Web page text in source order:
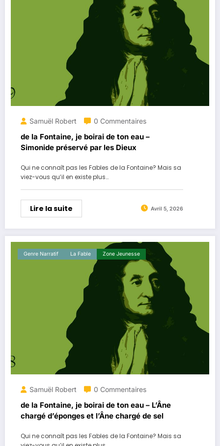
Samuël Robert 0 Commentaires
de la Fontaine, je boirai de ton eau –
Simonide préservé par les Dieux
Qui ne connaît pas les Fables de la Fontaine? Mais sa
viez-vous qu’il en existe plus…
Lire la suite Avril 5, 2026
Genre Narratif La ​fable Zone Jeunesse
Samuël Robert 0 Commentaires
de la Fontaine, je boirai de ton eau – L’Âne
chargé d’éponges et l’Âne chargé de sel
Qui ne connaît pas les Fables de la Fontaine? Mais sa